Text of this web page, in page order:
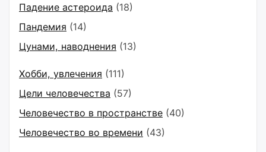
Падение астероида (18)
Пандемия (14)
Цунами, наводнения (13)
Хобби, увлечения (111)
Цели человечества (57)
Человечество в пространстве (40)
Человечество во времени (43)